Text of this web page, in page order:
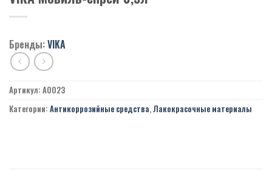
Бренды:VIKA
Артикул: A0023
Категории: Антикоррозийные средства,Лакокрасочные материалы